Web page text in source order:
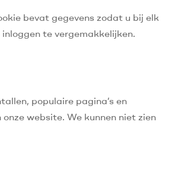
bevat gegevens zodat u bij elk
te vergemakkelijken.
populaire pagina’s en
website. We kunnen niet zien